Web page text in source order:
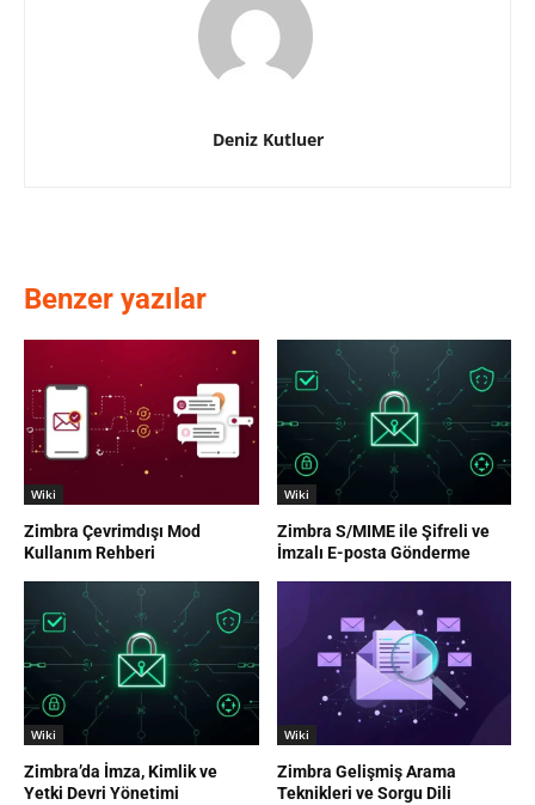
Deniz Kutluer
Benzer yazılar
Wiki
Zimbra Çevrimdışı Mod
Kullanım Rehberi
Wiki
Zimbra S/MIME ile Şifreli ve
İmzalı E-posta Gönderme
Wiki
Zimbra’da İmza, Kimlik ve
Yetki Devri Yönetimi
Wiki
Zimbra Gelişmiş Arama
Teknikleri ve Sorgu Dili